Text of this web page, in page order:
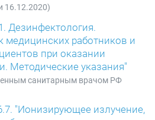
16.12.2020)
Дезинфектология.
медицинских работников и
при оказании
Методические указания"
санитарным врачом РФ
"Ионизирующее излучение,